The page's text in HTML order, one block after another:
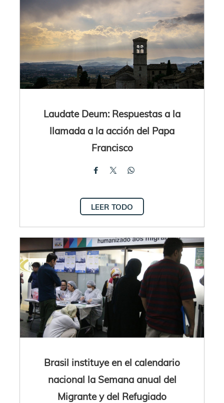
Laudate Deum: Respuestas a la
llamada a la acción del Papa
Francisco
LEER TODO
Brasil instituye en el calendario
nacional la Semana anual del
Migrante y del Refugiado